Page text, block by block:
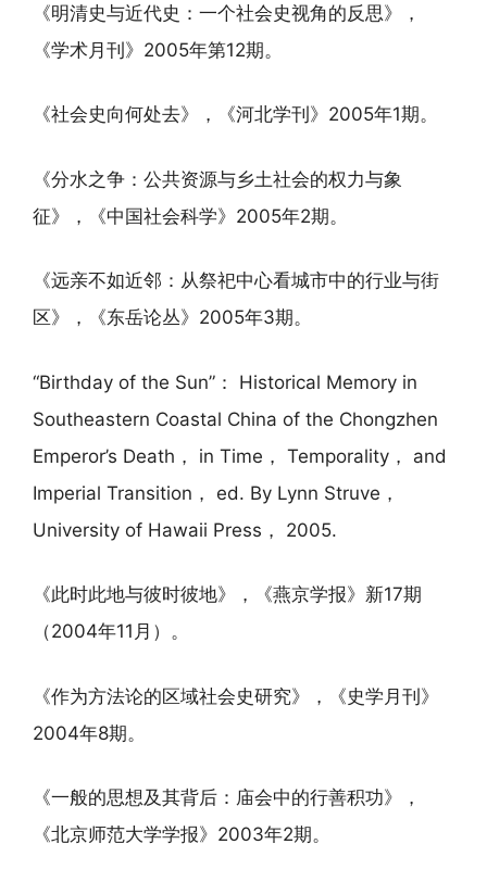
《明清史与近代史：一个社会史视角的反思》，
《学术月刊》2005年第12期。
《社会史向何处去》，《河北学刊》2005年1期。
《分水之争：公共资源与乡土社会的权力与象
征》，《中国社会科学》2005年2期。
《远亲不如近邻：从祭祀中心看城市中的行业与街
区》，《东岳论丛》2005年3期。
“Birthday of the Sun”： Historical Memory in
Southeastern Coastal China of the Chongzhen
Emperor’s Death， in Time， Temporality， and
Imperial Transition， ed. By Lynn Struve，
University of Hawaii Press， 2005.
《此时此地与彼时彼地》，《燕京学报》新17期
（2004年11月）。
《作为方法论的区域社会史研究》，《史学月刊》
2004年8期。
《一般的思想及其背后：庙会中的行善积功》，
《北京师范大学学报》2003年2期。